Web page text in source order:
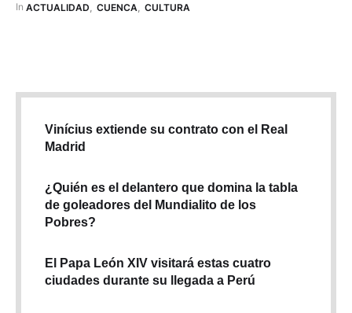
In ACTUALIDAD CUENCA CULTURA
Vinícius extiende su contrato con el Real
Madrid
¿Quién es el delantero que domina la tabla
de goleadores del Mundialito de los
Pobres?
El Papa León XIV visitará estas cuatro
ciudades durante su llegada a Perú